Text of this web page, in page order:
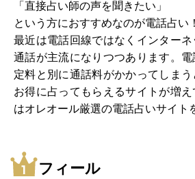
「直接占い師の声を聞きたい」
という方におすすめなのが電話占い！
最近は電話回線ではなくインター
通話が主流になりつつあります。
定料と別に通話料がかかってしまう
お得に占ってもらえるサイトが増
はオレオール厳選の電話占いサイト
フィール